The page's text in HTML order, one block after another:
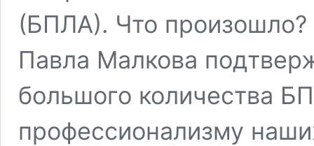
(БПЛА). Что
Павла Малкова
большого количества
профессионализму